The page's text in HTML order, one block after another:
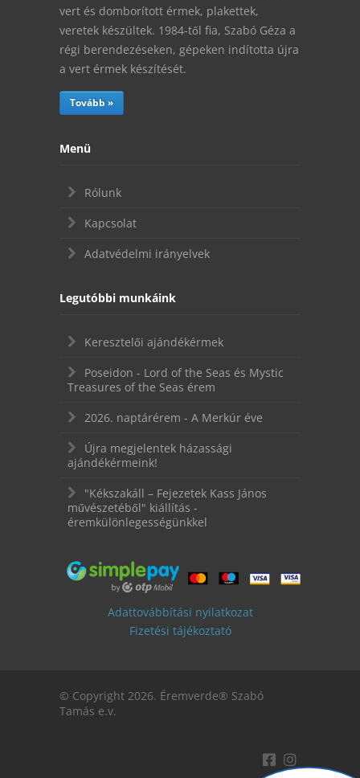
vert és domborított érmek, plakettek,
veretek készültek. 1984-től fia, Szabó Géza a
régi berendezéseken, gépeken indította újra
a vert érmek készítését.
Tovább »
Menü
Rólunk
Kapcsolat
Adatvédelmi irányelvek
Legutóbbi munkáink
Keresztelői ajándékérmek
Poseidon - Lord of the Seas és Mystic
Treasures of the Seas érem
2026. naptárérem - A Merkúr éve
Újra megjelentek házassági
ajándékérmeink!
"Kékszakáll – Fejezetek Kass János
művészetéből" kiállítás -
éremkülönlegességünkkel
Adattovábbítási nyilatkozat
Fizetési tájékoztató
© Copyright 2026. Éremverde® Szabó
Tamás e.v.